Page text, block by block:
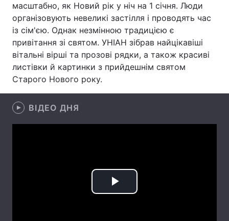
Інтерв'ю Думки
Архів Вакансії
Контакти
Послуги
масштабно, як Новий рік у ніч на 1 січня. Люди
організовують невеликі застілля і проводять час
із сім'єю. Однак незмінною традицією є
привітання зі святом. УНІАН зібрав найцікавіші
вітальні вірші та прозові рядки, а також красиві
листівки й картинки з прийдешнім святом
Старого Нового року.
ВІДЕО ДНЯ
Play